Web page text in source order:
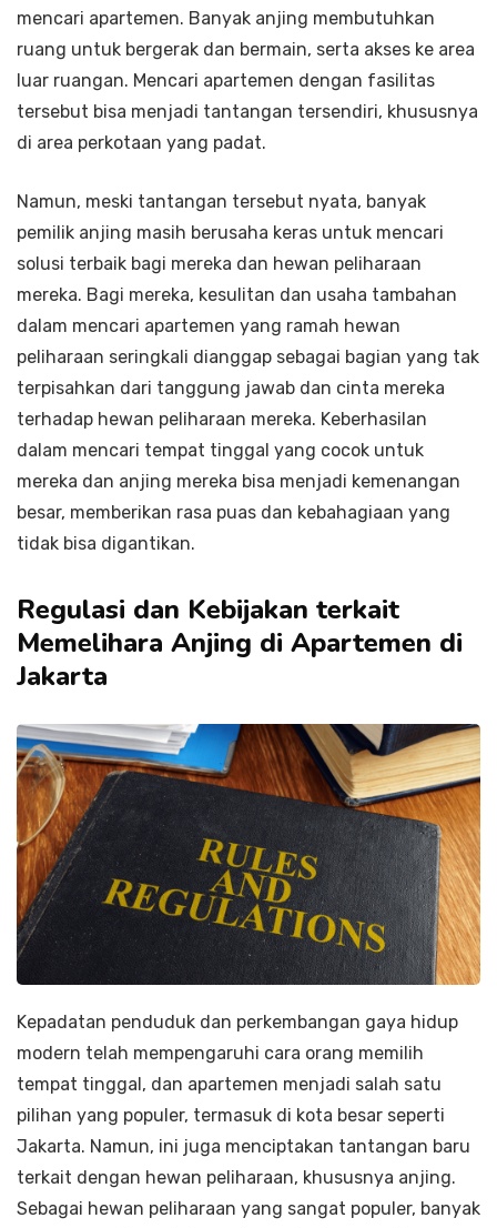
mencari apartemen. Banyak anjing membutuhkan
ruang untuk bergerak dan bermain, serta akses ke area
luar ruangan. Mencari apartemen dengan fasilitas
tersebut bisa menjadi tantangan tersendiri, khususnya
di area perkotaan yang padat.
Namun, meski tantangan tersebut nyata, banyak
pemilik anjing masih berusaha keras untuk mencari
solusi terbaik bagi mereka dan hewan peliharaan
mereka. Bagi mereka, kesulitan dan usaha tambahan
dalam mencari apartemen yang ramah hewan
peliharaan seringkali dianggap sebagai bagian yang tak
terpisahkan dari tanggung jawab dan cinta mereka
terhadap hewan peliharaan mereka. Keberhasilan
dalam mencari tempat tinggal yang cocok untuk
mereka dan anjing mereka bisa menjadi kemenangan
besar, memberikan rasa puas dan kebahagiaan yang
tidak bisa digantikan.
Regulasi dan Kebijakan terkait
Memelihara Anjing di Apartemen di
Jakarta
Kepadatan penduduk dan perkembangan gaya hidup
modern telah mempengaruhi cara orang memilih
tempat tinggal, dan apartemen menjadi salah satu
pilihan yang populer, termasuk di kota besar seperti
Jakarta. Namun, ini juga menciptakan tantangan baru
terkait dengan hewan peliharaan, khususnya anjing.
Sebagai hewan peliharaan yang sangat populer, banyak